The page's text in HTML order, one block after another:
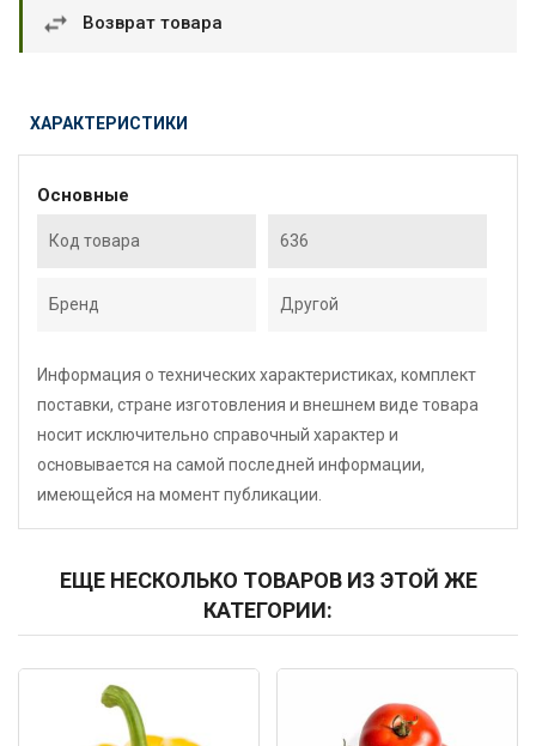
Возврат товара
ХАРАКТЕРИСТИКИ
Основные
Код товара 636
Бренд Другой
Информация о технических характеристиках, комплект
поставки, стране изготовления и внешнем виде товара
носит исключительно справочный характер и
основывается на самой последней информации,
имеющейся на момент публикации.
ЕЩЕ НЕСКОЛЬКО ТОВАРОВ ИЗ ЭТОЙ ЖЕ
КАТЕГОРИИ: